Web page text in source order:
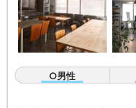
○男性